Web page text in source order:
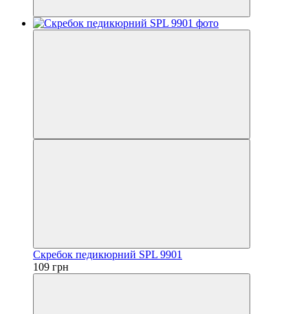
Скребок педикюрний SPL 9901
109 грн